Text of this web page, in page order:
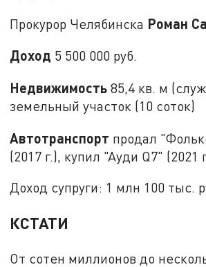
Прокурор Челябинска Роман
Доход 5 500 000 руб.
Недвижимость 85,4 кв. м
земельный участок (10 соток)
Автотранспорт продал
(2017 г.), купил "Ауди Q7" (2021
Доход супруги: 1 млн 100 тыс.
КСТАТИ
От сотен миллионов до